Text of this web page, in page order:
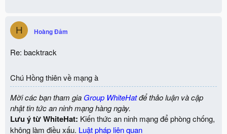
H Hoàng Đảm
Re: backtrack
Chú Hồng thiên về mạng à
Mời các bạn tham gia Group WhiteHatđể thảo luận và cập
nhật tin tức an ninh mạng hàng ngày.
Lưu ý từ WhiteHat: Kiến thức an ninh mạng để phòng chống,
không làm điều xấu. Luật pháp liên quan